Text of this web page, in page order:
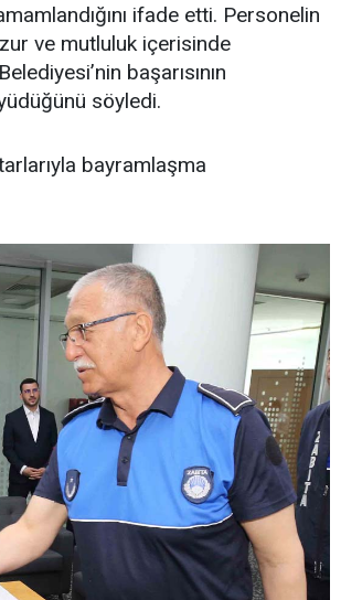
ifade etti. Personelin
ve mutluluk içerisinde
başarısının
söyledi.
bayramlaşma